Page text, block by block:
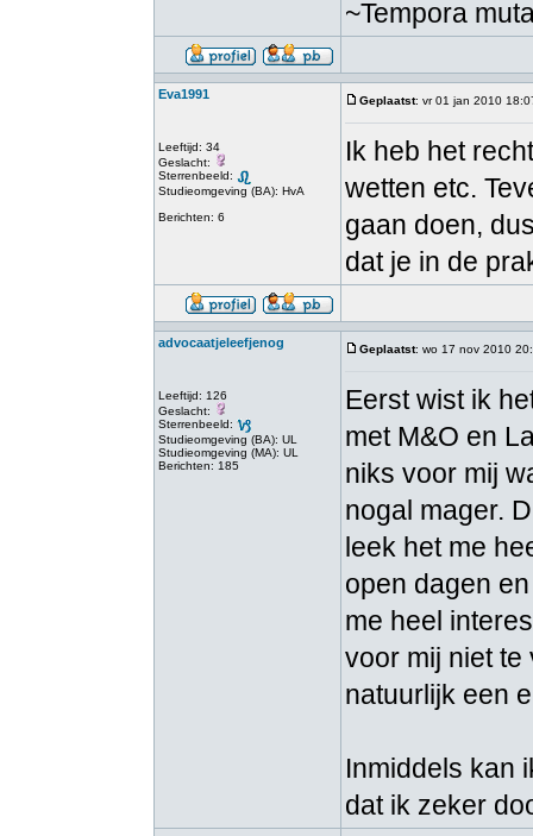
~Tempora
Eva1991
Leeftijd: 34
Geslacht:
Sterrenbeeld:
Studieomgeving (BA): HvA
Berichten: 6
Geplaatst: vr 01 jan 2010
Ik heb het
wetten etc.
gaan doen,
dat je in de
advocaatjeleefjenog
Leeftijd: 126
Geslacht:
Sterrenbeeld:
Studieomgeving (BA): UL
Studieomgeving (MA): UL
Berichten: 185
Geplaatst: wo 17 nov 2010
Eerst wist ik
met M&O en
niks voor mij
nogal mager.
leek het me
open dagen
me heel
voor mij niet
natuurlijk een
Inmiddels kan
dat ik zeker